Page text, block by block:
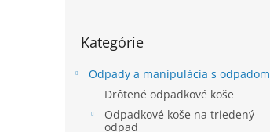
kategórie
Kategórie
Odpady a manipulácia s odpadom
Drôtené odpadkové koše
Odpadkové koše na triedený
odpad